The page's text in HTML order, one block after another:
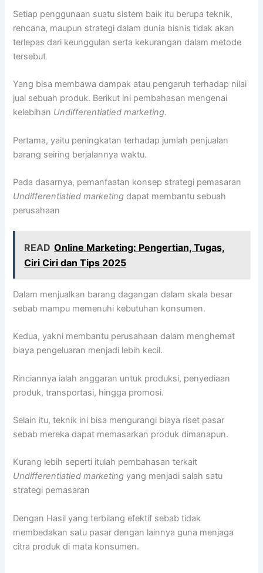
Setiap penggunaan suatu sistem baik itu berupa teknik,
rencana, maupun strategi dalam dunia bisnis tidak akan
terlepas dari keunggulan serta kekurangan dalam metode
tersebut
Yang bisa membawa dampak atau pengaruh terhadap nilai
jual sebuah produk. Berikut ini pembahasan mengenai
kelebihan Undifferentiatied marketing.
Pertama, yaitu peningkatan terhadap jumlah penjualan
barang seiring berjalannya waktu.
Pada dasarnya, pemanfaatan konsep strategi pemasaran
Undifferentiatied marketingdapat membantu sebuah
perusahaan
READ Online Marketing: Pengertian, Tugas,
Ciri Ciri dan Tips 2025
Dalam menjualkan barang dagangan dalam skala besar
sebab mampu memenuhi kebutuhan konsumen.
Kedua, yakni membantu perusahaan dalam menghemat
biaya pengeluaran menjadi lebih kecil.
Rinciannya ialah anggaran untuk produksi, penyediaan
produk, transportasi, hingga promosi.
Selain itu, teknik ini bisa mengurangi biaya riset pasar
sebab mereka dapat memasarkan produk dimanapun.
Kurang lebih seperti itulah pembahasan terkait
Undifferentiatied marketingyang menjadi salah satu
strategi pemasaran
Dengan Hasil yang terbilang efektif sebab tidak
membedakan satu pasar dengan lainnya guna menjaga
citra produk di mata konsumen.